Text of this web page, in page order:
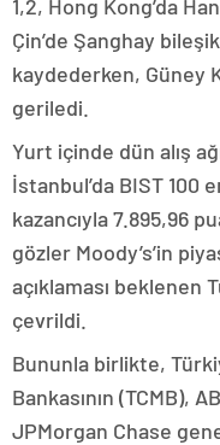
1,2, Hong Kong’da
Çin’de Şanghay
kaydederken, Güney
geriledi.
Yurt içinde dün alış
İstanbul’da BIST 100
kazancıyla 7.895,96
gözler Moody’s’in
açıklaması
çevrildi.
Bununla birlikte,
Bankasının (TCMB),
JPMorgan Chase